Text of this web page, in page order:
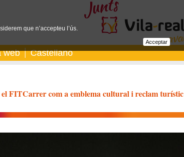
web Castellano
FITCarrer com a emblema cultural i reclam turístic
que n’accepteu l’ús.
Acceptar